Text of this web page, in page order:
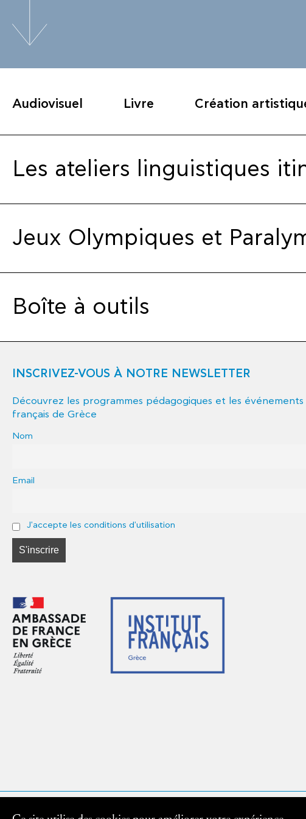
Αudiovisuel Livre Création
Les ateliers linguistiques
Jeux Olympiques et
Boîte à outils
INSCRIVEZ-VOUS À NOTRE NEWSLETTER
Découvrez les programmes pédagogiques et les
français de Grèce
Nom
Email
J'accepte les conditions d'utilisation